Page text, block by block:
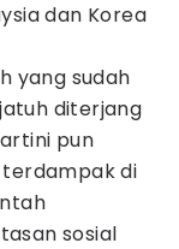
dan Korea
yang sudah
diterjang
pun
di
sosial